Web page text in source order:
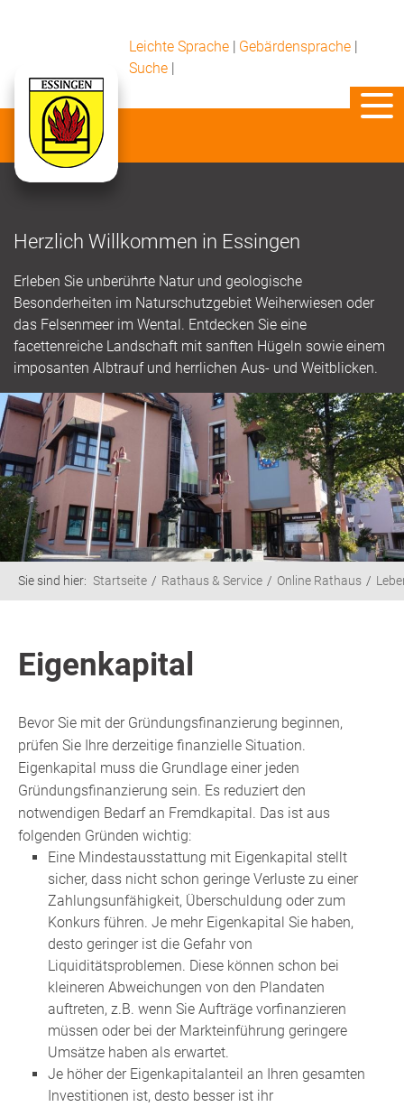
Leichte Sprache | Gebärdensprache |
Suche |
Herzlich Willkommen in Essingen
Erleben Sie unberührte Natur und geologische
Besonderheiten im Naturschutzgebiet Weiherwiesen oder
das Felsenmeer im Wental. Entdecken Sie eine
facettenreiche Landschaft mit sanften Hügeln sowie einem
imposanten Albtrauf und herrlichen Aus- und Weitblicken.
Sie sind hier: Startseite Rathaus & Service Online Rathaus
Eigenkapital
Bevor Sie mit der Gründungsfinanzierung beginnen,
prüfen Sie Ihre derzeitige finanzielle Situation.
Eigenkapital muss die Grundlage einer jeden
Gründungsfinanzierung sein. Es reduziert den
notwendigen Bedarf an Fremdkapital. Das ist aus
folgenden Gründen wichtig:
Eine Mindestausstattung mit Eigenkapital stellt
sicher, dass nicht schon geringe Verluste zu einer
Zahlungsunfähigkeit, Überschuldung oder zum
Konkurs führen. Je mehr Eigenkapital Sie haben,
desto geringer ist die Gefahr von
Liquiditätsproblemen. Diese können schon bei
kleineren Abweichungen von den Plandaten
auftreten, z.B. wenn Sie Aufträge vorfinanzieren
müssen oder bei der Markteinführung geringere
Umsätze haben als erwartet.
Je höher der Eigenkapitalanteil an Ihren gesamten
Investitionen ist, desto besser ist ihr